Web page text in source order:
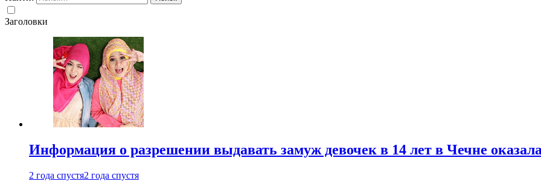
Заголовки
Информация о разрешении выдавать замуж девочек в 14 лет в Чечне
2 года спустя2 года спустя